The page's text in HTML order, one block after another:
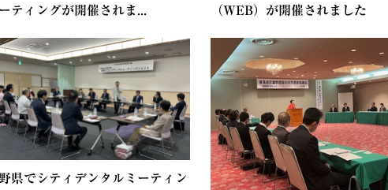
ティングが開催されま...
（WEB）が開催されました
県でシティデンタルミーティン